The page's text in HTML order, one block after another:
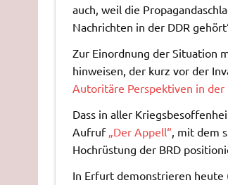
auch, weil die
Nachrichten in der DDR
Zur Einordnung der Situation
hinweisen, der kurz vor der
Autoritäre Perspektiven in der
Dass in aller
Aufruf „Der Appell“, mit dem
Hochrüstung der BRD
In Erfurt demonstrieren heute